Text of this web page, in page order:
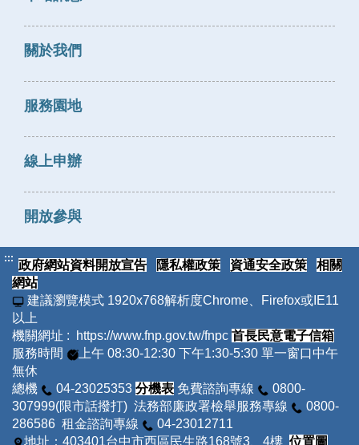
關於我們
服務園地
線上申辦
開放參與
::: 政府網站資料開放宣告 隱私權政策 資通安全政策
相關
網站
建議瀏覽模式 1920x768解析度Chrome、Firefox或IE11
以上
機關網址 : https://www.fnp.gov.tw/fnpc 首長民意電子信箱
服務時間
上午 08:30-12:30 下午1:30-5:30 單一窗口中午
無休
總機
04-23025353 分機表 免費諮詢專線
0800-
307999(限市話撥打) 法務部廉政署檢舉服務專線
0800-
286586 租金諮詢專線
04-23012711
地址：403401台中市西區民生路168號3、4樓 位置圖